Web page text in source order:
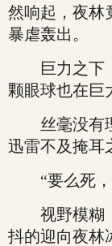
然响起，夜林
暴虐轰出。
巨力之下，
颗眼球也在巨
丝毫没有理
迅雷不及掩耳
“要么死，
视野模糊，
抖的迎向夜林